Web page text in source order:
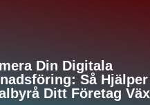
Din Digitala
Så Hjälper
Ditt Företag